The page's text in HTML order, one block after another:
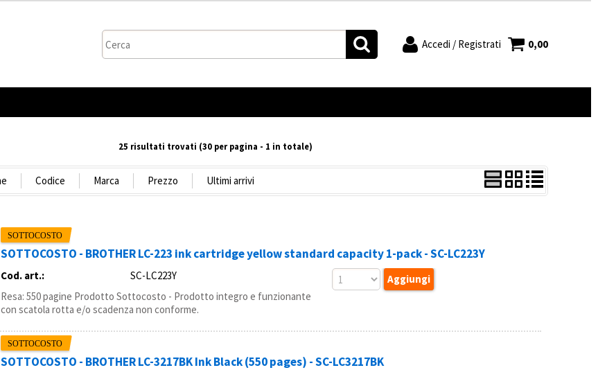
Accedi / Registrati
Nome utente:
Password:
Hai perso la password?
0,00
25 risultati trovati (30 per pagina - 1 in totale)
SOTTOCOSTO - BROTHER LC-223 ink cartridge yellow standard capacity 1-pack - SC-LC223Y
Cod. art.:
SC-LC223Y
Resa: 550 pagine Prodotto Sottocosto - Prodotto integro e funzionante
con scatola rotta e/o scadenza non conforme.
SOTTOCOSTO - BROTHER LC-3217BK Ink Black (550 pages) - SC-LC3217BK